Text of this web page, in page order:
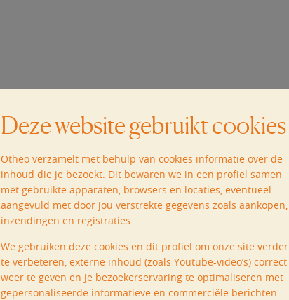
Deze website gebruikt cookies
Otheo verzamelt met behulp van cookies informatie over de
inhoud die je bezoekt. Dit bewaren we in een profiel samen
met gebruikte apparaten, browsers en locaties, eventueel
aangevuld met door jou verstrekte gegevens zoals aankopen,
inzendingen en registraties.
We gebruiken deze cookies en dit profiel om onze site verder
te verbeteren, externe inhoud (zoals Youtube-video’s) correct
weer te geven en je bezoekerservaring te optimaliseren met
gepersonaliseerde informatieve en commerciële berichten.